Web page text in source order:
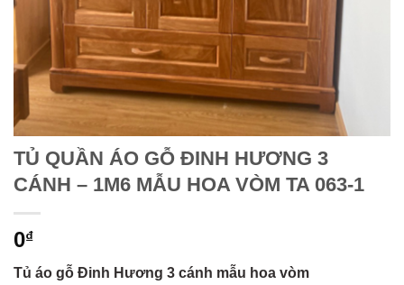
TỦ QUẦN ÁO GỖ ĐINH HƯƠNG 3
CÁNH – 1M6 MẪU HOA VÒM TA 063-1
0₫
Tủ áo gỗ Đinh Hương 3 cánh mẫu hoa vòm